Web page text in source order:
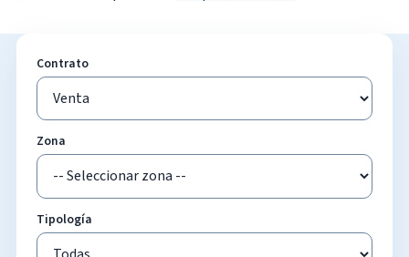
Contrato
Zona
Tipología